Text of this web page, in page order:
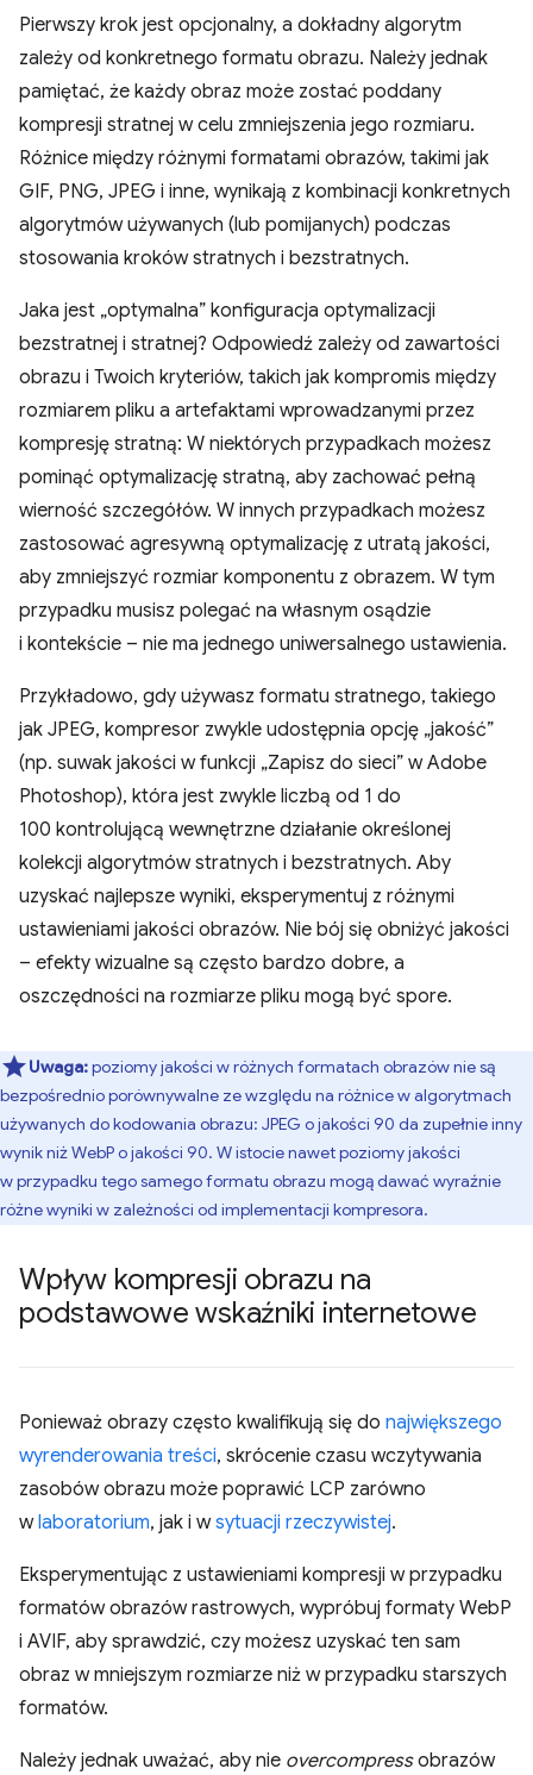
Pierwszy krok jest opcjonalny, a dokładny algorytm
zależy od konkretnego formatu obrazu. Należy jednak
pamiętać, że każdy obraz może zostać poddany
kompresji stratnej w celu zmniejszenia jego rozmiaru.
Różnice między różnymi formatami obrazów, takimi jak
GIF, PNG, JPEG i inne, wynikają z kombinacji konkretnych
algorytmów używanych (lub pomijanych) podczas
stosowania kroków stratnych i bezstratnych.
Jaka jest „optymalna” konfiguracja optymalizacji
bezstratnej i stratnej? Odpowiedź zależy od zawartości
obrazu i Twoich kryteriów, takich jak kompromis między
rozmiarem pliku a artefaktami wprowadzanymi przez
kompresję stratną: W niektórych przypadkach możesz
pominąć optymalizację stratną, aby zachować pełną
wierność szczegółów. W innych przypadkach możesz
zastosować agresywną optymalizację z utratą jakości,
aby zmniejszyć rozmiar komponentu z obrazem. W tym
przypadku musisz polegać na własnym osądzie
i kontekście – nie ma jednego uniwersalnego ustawienia.
Przykładowo, gdy używasz formatu stratnego, takiego
jak JPEG, kompresor zwykle udostępnia opcję „jakość”
(np. suwak jakości w funkcji „Zapisz do sieci” w Adobe
Photoshop), która jest zwykle liczbą od 1 do
100 kontrolującą wewnętrzne działanie określonej
kolekcji algorytmów stratnych i bezstratnych. Aby
uzyskać najlepsze wyniki, eksperymentuj z różnymi
ustawieniami jakości obrazów. Nie bój się obniżyć jakości
– efekty wizualne są często bardzo dobre, a
oszczędności na rozmiarze pliku mogą być spore.
Uwaga:poziomy jakości w różnych formatach obrazów nie są
bezpośrednio porównywalne ze względu na różnice w algorytmach
używanych do kodowania obrazu: JPEG o jakości 90 da zupełnie inny
wynik niż WebP o jakości 90. W istocie nawet poziomy jakości
w przypadku tego samego formatu obrazu mogą dawać wyraźnie
różne wyniki w zależności od implementacji kompresora.
Wpływ kompresji obrazu na
podstawowe wskaźniki internetowe
Ponieważ obrazy często kwalifikują się do największego
wyrenderowania treści, skrócenie czasu wczytywania
zasobów obrazu może poprawić LCP zarówno
wlaboratorium, jak i wsytuacji rzeczywistej.
Eksperymentując z ustawieniami kompresji w przypadku
formatów obrazów rastrowych, wypróbuj formaty WebP
i AVIF, aby sprawdzić, czy możesz uzyskać ten sam
obraz w mniejszym rozmiarze niż w przypadku starszych
formatów.
Należy jednak uważać, aby nie overcompressobrazów